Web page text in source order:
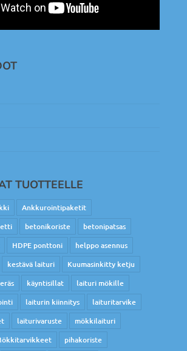
TUOTTEELLE
Ankkurointipaketit
betonikoriste
betonipatsas
HDPE ponttoni
helppo asennus
kestävä laituri
Kuumasinkitty ketju
käyntisillat
laituri mökille
laiturin kiinnitys
laituritarvike
laiturivaruste
mökkilaituri
pihakoriste